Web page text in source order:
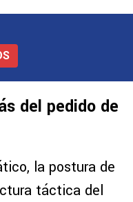
del pedido de
la postura de
táctica del